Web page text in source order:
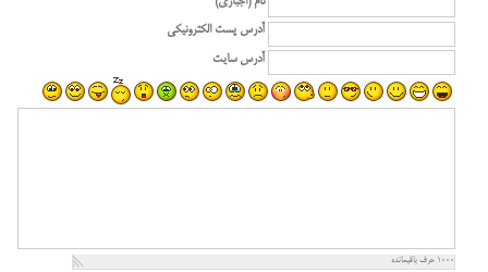
آدرس پست الکترونیکی
آدرس سایت
1000 حرف باقیمانده